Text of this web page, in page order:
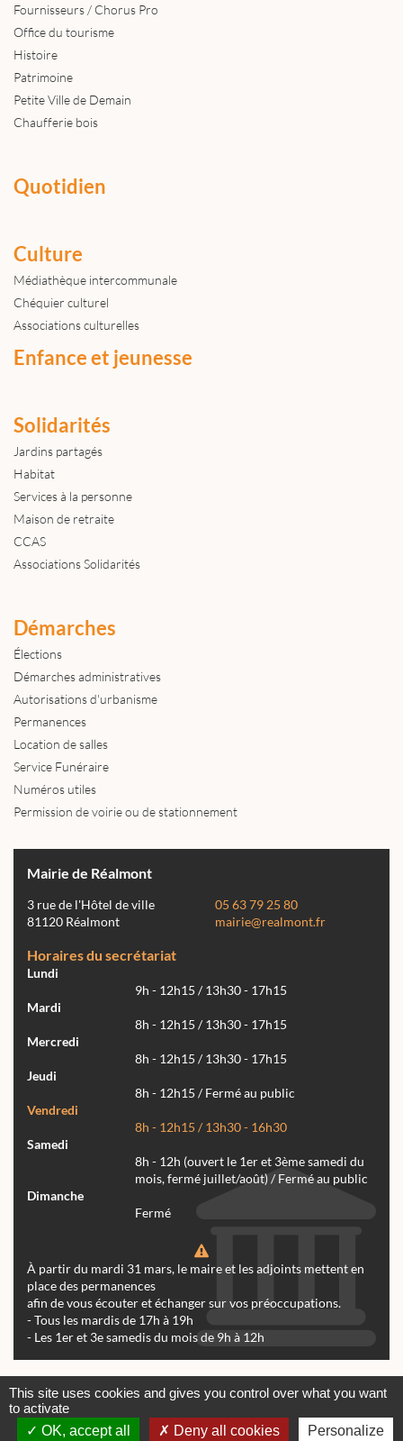
Fournisseurs / Chorus Pro
Office du tourisme
Histoire
Patrimoine
Petite Ville de Demain
Chaufferie bois
Quotidien
Culture
Médiathèque intercommunale
Chéquier culturel
Associations culturelles
Enfance et jeunesse
Solidarités
Jardins partagés
Habitat
Services à la personne
Maison de retraite
CCAS
Associations Solidarités
Démarches
Élections
Démarches administratives
Autorisations d'urbanisme
Permanences
Location de salles
Service Funéraire
Numéros utiles
Permission de voirie ou de stationnement
Mairie de Réalmont
3 rue de l'Hôtel de ville
81120 Réalmont
05 63 79 25 80
mairie@realmont.fr
Horaires du secrétariat
Lundi
9h - 12h15 / 13h30 - 17h15
Mardi
8h - 12h15 / 13h30 - 17h15
Mercredi
8h - 12h15 / 13h30 - 17h15
Jeudi
8h - 12h15 / Fermé au public
Vendredi
8h - 12h15 / 13h30 - 16h30
Samedi
8h - 12h (ouvert le 1er et 3ème samedi du
mois, fermé juillet/août) / Fermé au public
Dimanche
Fermé
À partir du mardi 31 mars, le maire et les adjoints mettent en
place des permanences
afin de vous écouter et échanger sur vos préoccupations.
- Tous les mardis de 17h à 19h
- Les 1er et 3e samedis du mois de 9h à 12h
Contactez-nous
Mentions légales
© tous droits réservés Mairie de Réalmont 2024 -
This site uses cookies and gives you control over what you want
to activate
OK, accept all
Deny all cookies Personalize